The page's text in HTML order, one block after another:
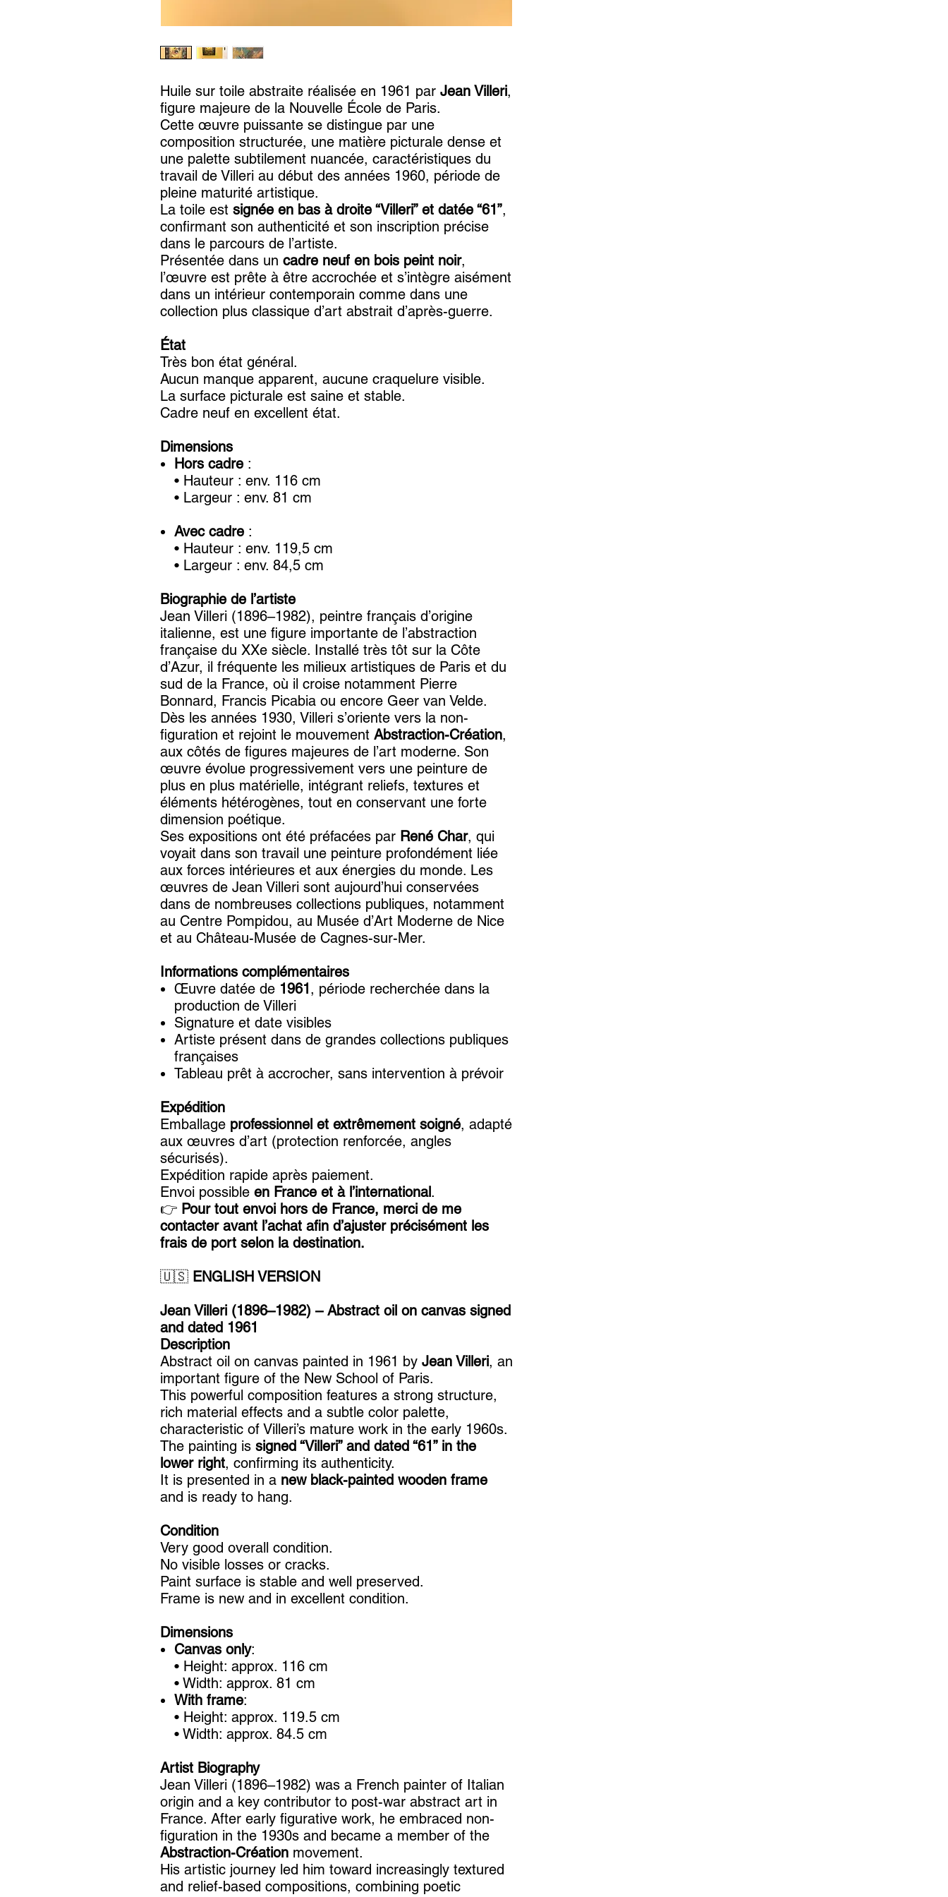
Huile sur toile abstraite réalisée en 1961 par Jean Villeri,
figure majeure de la Nouvelle École de Paris.
Cette œuvre puissante se distingue par une
composition structurée, une matière picturale dense et
une palette subtilement nuancée, caractéristiques du
travail de Villeri au début des années 1960, période de
pleine maturité artistique.
La toile est signée en bas à droite “Villeri” et datée “61”,
confirmant son authenticité et son inscription précise
dans le parcours de l’artiste.
Présentée dans un cadre neuf en bois peint noir,
l’œuvre est prête à être accrochée et s’intègre aisément
dans un intérieur contemporain comme dans une
collection plus classique d’art abstrait d’après-guerre.
État
Très bon état général.
Aucun manque apparent, aucune craquelure visible.
La surface picturale est saine et stable.
Cadre neuf en excellent état.
Dimensions
Hors cadre :
• Hauteur : env. 116 cm
• Largeur : env. 81 cm
Avec cadre :
• Hauteur : env. 119,5 cm
• Largeur : env. 84,5 cm
Biographie de l’artiste
Jean Villeri (1896–1982), peintre français d’origine
italienne, est une figure importante de l’abstraction
française du XXe siècle. Installé très tôt sur la Côte
d’Azur, il fréquente les milieux artistiques de Paris et du
sud de la France, où il croise notamment Pierre
Bonnard, Francis Picabia ou encore Geer van Velde.
Dès les années 1930, Villeri s’oriente vers la non-
figuration et rejoint le mouvement Abstraction-Création,
aux côtés de figures majeures de l’art moderne. Son
œuvre évolue progressivement vers une peinture de
plus en plus matérielle, intégrant reliefs, textures et
éléments hétérogènes, tout en conservant une forte
dimension poétique.
Ses expositions ont été préfacées par René Char, qui
voyait dans son travail une peinture profondément liée
aux forces intérieures et aux énergies du monde. Les
œuvres de Jean Villeri sont aujourd’hui conservées
dans de nombreuses collections publiques, notamment
au Centre Pompidou, au Musée d’Art Moderne de Nice
et au Château-Musée de Cagnes-sur-Mer.
Informations complémentaires
Œuvre datée de 1961, période recherchée dans la
production de Villeri
Signature et date visibles
Artiste présent dans de grandes collections publiques
françaises
Tableau prêt à accrocher, sans intervention à prévoir
Expédition
Emballage professionnel et extrêmement soigné, adapté
aux œuvres d’art (protection renforcée, angles
sécurisés).
Expédition rapide après paiement.
Envoi possible en France et à l’international.
👉 Pour tout envoi hors de France, merci de me
contacter avant l’achat afin d’ajuster précisément les
frais de port selon la destination.
🇺🇸 ENGLISH VERSION
Jean Villeri (1896–1982) – Abstract oil on canvas signed
and dated 1961
Description
Abstract oil on canvas painted in 1961 by Jean Villeri, an
important figure of the New School of Paris.
This powerful composition features a strong structure,
rich material effects and a subtle color palette,
characteristic of Villeri’s mature work in the early 1960s.
The painting is signed “Villeri” and dated “61” in the
lower right, confirming its authenticity.
It is presented in a new black-painted wooden frame
and is ready to hang.
Condition
Very good overall condition.
No visible losses or cracks.
Paint surface is stable and well preserved.
Frame is new and in excellent condition.
Dimensions
Canvas only:
• Height: approx. 116 cm
• Width: approx. 81 cm
With frame:
• Height: approx. 119.5 cm
• Width: approx. 84.5 cm
Artist Biography
Jean Villeri (1896–1982) was a French painter of Italian
origin and a key contributor to post-war abstract art in
France. After early figurative work, he embraced non-
figuration in the 1930s and became a member of the
Abstraction-Création movement.
His artistic journey led him toward increasingly textured
and relief-based compositions, combining poetic